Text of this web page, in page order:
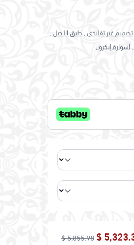
تصميم غير تقليدي , طبق الأصل ,
اسوارة إيكرو ,
5,855.98 $